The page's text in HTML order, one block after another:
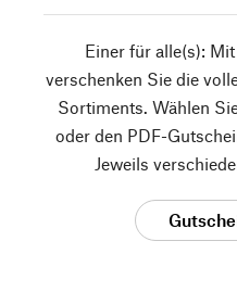
Einer für alle(s):
verschenken Sie die
Sortiments. Wählen
oder den PDF-
Jeweils